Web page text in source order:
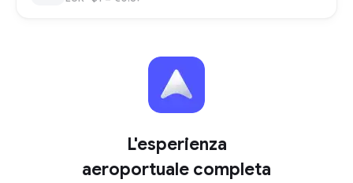
L'esperienza
aeroportuale completa